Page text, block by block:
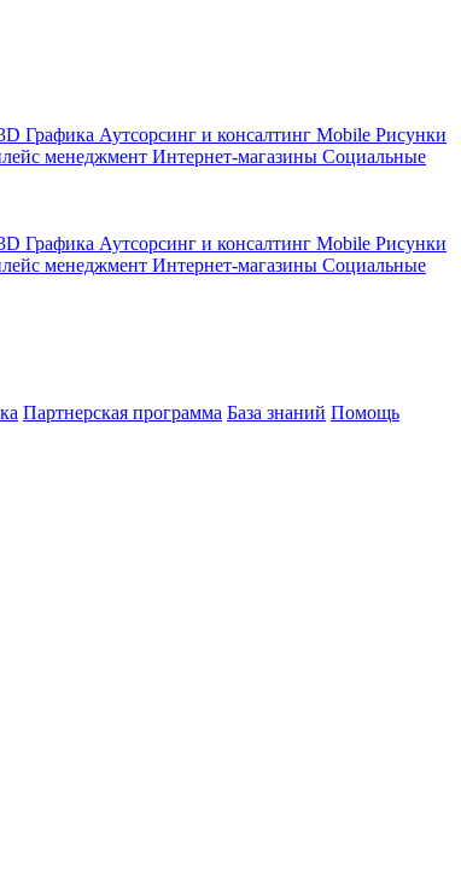
Графика Аутсорсинг и консалтинг Mobile Рисунки
менеджмент Интернет-магазины Социальные
Графика Аутсорсинг и консалтинг Mobile Рисунки
менеджмент Интернет-магазины Социальные
Партнерская программа База знаний Помощь